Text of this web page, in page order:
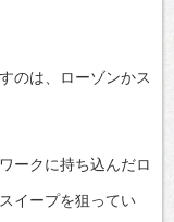
のは、ローゾンかス
ークに持ち込んだロ
イープを狙ってい